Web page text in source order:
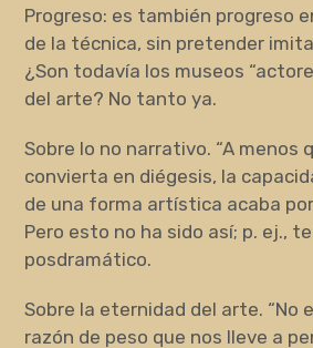
Progreso: es también progreso
de la técnica, sin pretender
¿Son todavía los museos
del arte? No tanto ya.
Sobre lo no narrativo. “A menos
convierta en diégesis, la
de una forma artística acaba
Pero esto no ha sido así; p. ej.,
posdramático.
Sobre la eternidad del arte. “No
razón de peso que nos lleve a